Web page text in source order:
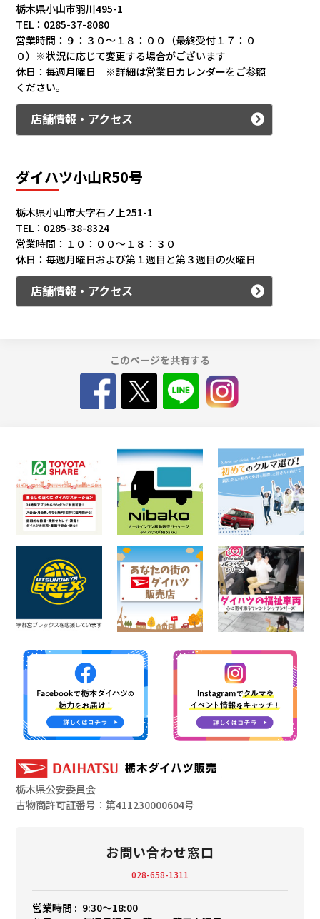
栃木県小山市羽川495-1
TEL：0285-37-8080
営業時間：９：３０～１８：００（最終受付１７：０
０）※状況に応じて変更する場合がございます
休日：毎週月曜日 ※詳細は営業日カレンダーをご参照
ください。
店舗情報・アクセス
ダイハツ小山R50号
栃木県小山市大字石ノ上251-1
TEL：0285-38-8324
営業時間：１０：００～１８：３０
休日：毎週月曜日および第１週目と第３週目の火曜日
店舗情報・アクセス
このページを共有する
栃木県公安委員会
古物商許可証番号：第411230000604号
お問い合わせ窓口
028-658-1311
営業時間 : 9:30〜18:00